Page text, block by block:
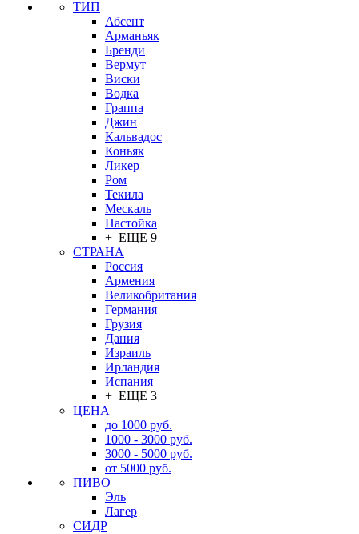
ТИП
Абсент
Арманьяк
Бренди
Вермут
Виски
Водка
Граппа
Джин
Кальвадос
Коньяк
Ликер
Ром
Текила
Мескаль
Настойка
+ ЕЩЕ 9
СТРАНА
Россия
Армения
Великобритания
Германия
Грузия
Дания
Израиль
Ирландия
Испания
+ ЕЩЕ 3
ЦЕНА
до 1000 руб.
1000 - 3000 руб.
3000 - 5000 руб.
от 5000 руб.
ПИВО
Эль
Лагер
СИДР